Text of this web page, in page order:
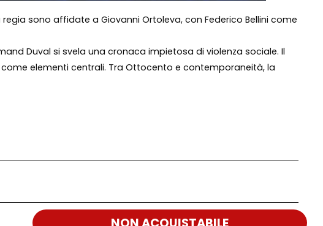
sono affidate a Giovanni Ortoleva, con Federico Bellini come
Duval si svela una cronaca impietosa di violenza sociale. Il
elementi centrali. Tra Ottocento e contemporaneità, la